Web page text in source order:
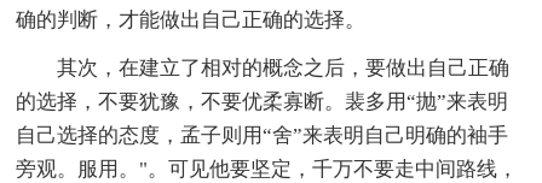
确的判断，才能做出自己正确的选择。
其次，在建立了相对的概念之后，要做出自己正确
的选择，不要犹豫，不要优柔寡断。裴多用“抛”来表明
自己选择的态度，孟子则用“舍”来表明自己明确的袖手
旁观。服用。"。可见他要坚定，千万不要走中间路线，